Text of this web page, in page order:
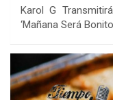
Karol G
‘Mañana Será